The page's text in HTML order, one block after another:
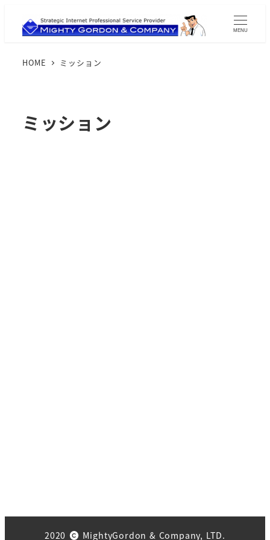
MENU
HOME ミッション
ミッション
2020 MightyGordon & Company, LTD.